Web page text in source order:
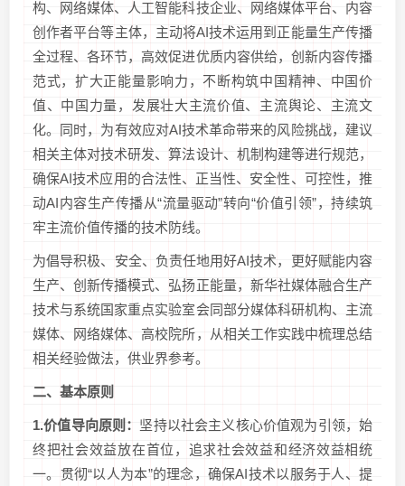
构、网络媒体、人工智能科技企业、网络媒体平台、内容
创作者平台等主体，主动将AI技术运用到正能量生产传播
全过程、各环节，高效促进优质内容供给，创新内容传播
范式，扩大正能量影响力，不断构筑中国精神、中国价
值、中国力量，发展壮大主流价值、主流舆论、主流文
化。同时，为有效应对AI技术革命带来的风险挑战，建议
相关主体对技术研发、算法设计、机制构建等进行规范，
确保AI技术应用的合法性、正当性、安全性、可控性，推
动AI内容生产传播从“流量驱动”转向“价值引领”，持续筑
牢主流价值传播的技术防线。
为倡导积极、安全、负责任地用好AI技术，更好赋能内容
生产、创新传播模式、弘扬正能量，新华社媒体融合生产
技术与系统国家重点实验室会同部分媒体科研机构、主流
媒体、网络媒体、高校院所，从相关工作实践中梳理总结
相关经验做法，供业界参考。
二、 基本原则
1.价值导向原则 ： 坚持以社会主义核心价值观为引领，始
终把社会效益放在首位，追求社会效益和经济效益相统
一。贯彻“以人为本”的理念，确保AI技术以服务于人、提